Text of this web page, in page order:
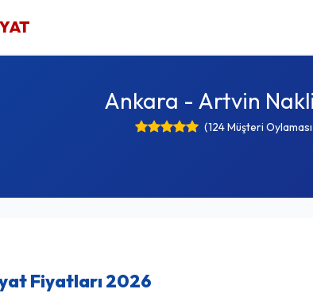
Ankara - Artvin
(124 Müşteri
Fiyatları 2026